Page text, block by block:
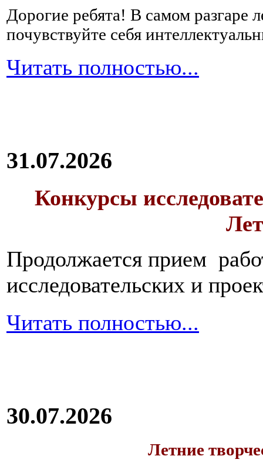
Дорогие ребята! В самом разгаре
почувствуйте себя
Читать полностью...
31.07.2026
Конкурсы
Продолжается прием
исследовательских и
Читать полностью...
30.07.2026
Летние